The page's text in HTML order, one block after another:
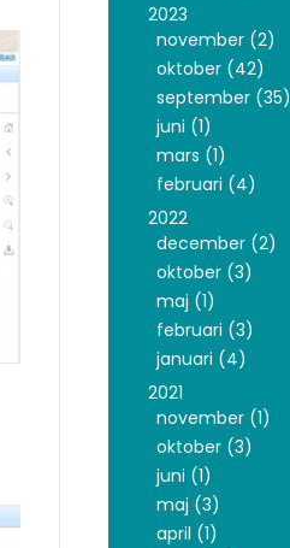
2023
november (2)
oktober (42)
september (35)
juni (1)
mars (1)
februari (4)
2022
december (2)
oktober (3)
maj (1)
februari (3)
januari (4)
2021
november (1)
oktober (3)
juni (1)
maj (3)
april (1)